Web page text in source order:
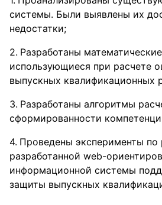
системы. Были выявлены их
недостатки;
Разработаны
использующиеся при расчете
выпускных квалификационных
Разработаны алгоритмы
сформированности
Проведены эксперименты по
разработанной web-
информационной системы
защиты выпускных